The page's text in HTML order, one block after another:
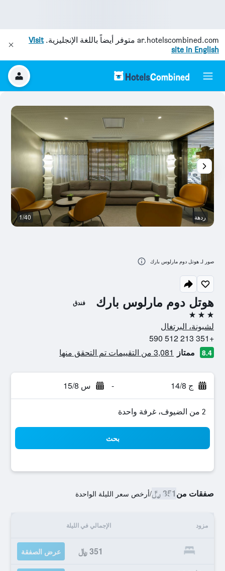
ar.hotelscombined.com متوفر أيضاً باللغة الإنجليزية.Visit
site in English
هوتل دوم مارلوس بارك فندق
3 نجوم
لشبونة، البرتغال
+351 213 512 590
8.4 ممتاز 3,081 من التقييمات تم التحقق منها
ج 14/8 - س 15/8
2 من الضيوف، غرفة واحدة
بحث
صفقات من351 ﷼ /أرخص سعر الليلة الواحدة
مزود الإجمالي في الليلة
351 ﷼ عرض الصفقة
ردهة 1/40
صور لـ هوتل دوم مارلوس بارك